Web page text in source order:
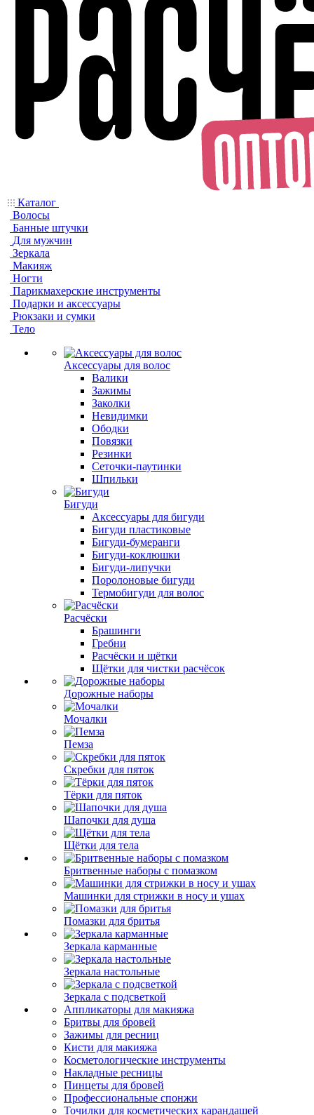
Каталог
Волосы
Банные штучки
Для мужчин
Зеркала
Макияж
Ногти
Парикмахерские инструменты
Подарки и аксессуары
Рюкзаки и сумки
Тело
Аксессуары для волос
Валики
Зажимы
Заколки
Невидимки
Ободки
Повязки
Резинки
Сеточки-паутинки
Шпильки
Бигуди
Аксессуары для бигуди
Бигуди пластиковые
Бигуди-бумеранги
Бигуди-коклюшки
Бигуди-липучки
Поролоновые бигуди
Термобигуди для волос
Расчёски
Брашинги
Гребни
Расчёски и щётки
Щётки для чистки расчёсок
Дорожные наборы
Мочалки
Пемза
Скребки для пяток
Тёрки для пяток
Шапочки для душа
Щётки для тела
Бритвенные наборы с помазком
Машинки для стрижки в носу и ушах
Помазки для бритья
Зеркала карманные
Зеркала настольные
Зеркала с подсветкой
Аппликаторы для макияжа
Бритвы для бровей
Зажимы для ресниц
Кисти для макияжа
Косметологические инструменты
Накладные ресницы
Пинцеты для бровей
Профессиональные спонжи
Точилки для косметических карандашей